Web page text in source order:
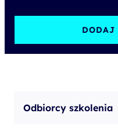
DODAJ
Odbiorcy szkolenia